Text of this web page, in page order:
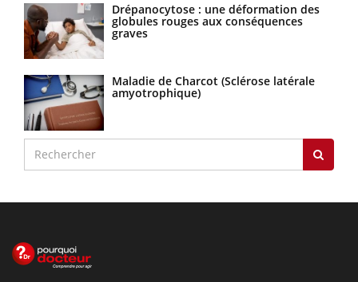
Drépanocytose : une déformation des
globules rouges aux conséquences
graves
Maladie de Charcot (Sclérose latérale
amyotrophique)